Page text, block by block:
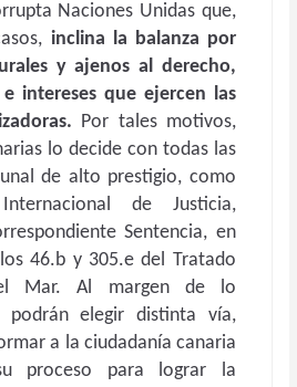
Naciones Unidas que,
inclina la balanza por
y ajenos al derecho,
intereses que ejercen las
Por tales motivos,
lo decide con todas las
de alto prestigio, como
de Justicia,
Sentencia, en
46.b y 305.e del Tratado
Mar. Al margen de lo
podrán elegir distinta vía,
a la ciudadanía canaria
proceso para lograr la